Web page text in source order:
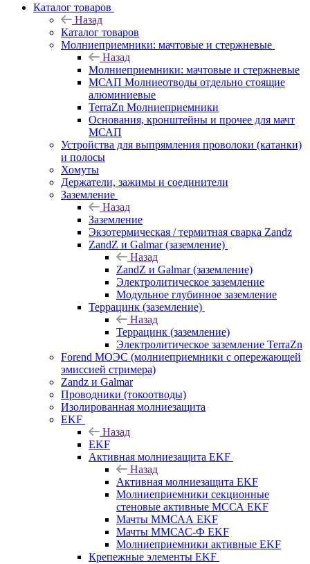
Каталог товаров
Назад
Каталог товаров
Молниеприемники: мачтовые и стержневые
Назад
Молниеприемники: мачтовые и стержневые
МСАП Молниеотводы отдельно стоящие
алюминиевые
TerraZn Молниеприемники
Основания, кронштейны и прочее для мачт
МСАП
Устройства для выпрямления проволоки (катанки)
и полосы
Хомуты
Держатели, зажимы и соединители
Заземление
Назад
Заземление
Экзотермическая / термитная сварка Zandz
ZandZ и Galmar (заземление)
Назад
ZandZ и Galmar (заземление)
Электролитическое заземление
Модульное глубинное заземление
Террацинк (заземление)
Назад
Террацинк (заземление)
Электролитическое заземление TerraZn
Forend МОЭС (молниеприемники с опережающей
эмиссией стримера)
Zandz и Galmar
Проводники (токоотводы)
Изолированная молниезащита
EKF
Назад
EKF
Активная молниезащита EKF
Назад
Активная молниезащита EKF
Молниеприемники секционные
стеновые активные МССА EKF
Мачты ММСАА EKF
Мачты ММСАС-Ф EKF
Молниеприемники активные EKF
Крепежные элементы EKF